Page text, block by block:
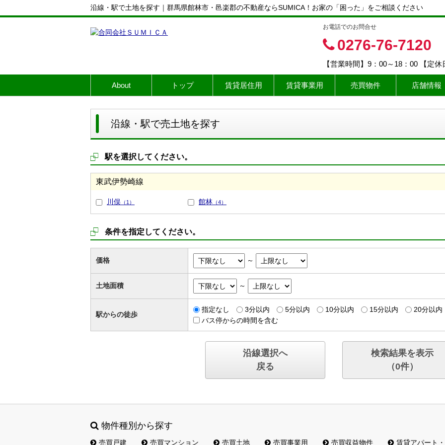
沿線・駅で土地を探す｜群馬県館林市・邑楽郡の不動産ならSUMICA！お家の「困った」をご相談ください
お電話でのお問合せ
0276-76-7120
【営業時間】9：00～18：00 【定
About トップ 賃貸居住用 賃貸事業用 売買物件 店舗情報
沿線・駅で売土地を探す
駅を選択してください。
東武伊勢崎線
川俣 （1） 館林 （4）
条件を指定してください。
価格 ～
土地面積 ～
駅からの徒歩
指定なし 3分以内 5分以内 10分以内 15分以内
20分以内
バス停からの時間を含む
沿線選択へ
戻る
検索結果を表示
（0件）
物件種別から探す
売買戸建 売買マンション 売買土地 売買事業用 売買収益物件 賃貸アパート